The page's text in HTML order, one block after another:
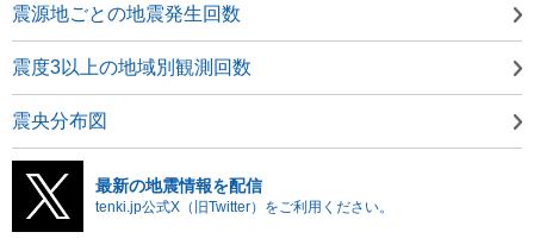
震源地ごとの地震発生回数
震度3以上の地域別観測回数
震央分布図
最新の地震情報を配信
tenki.jp公式X（旧Twitter）をご利用ください。